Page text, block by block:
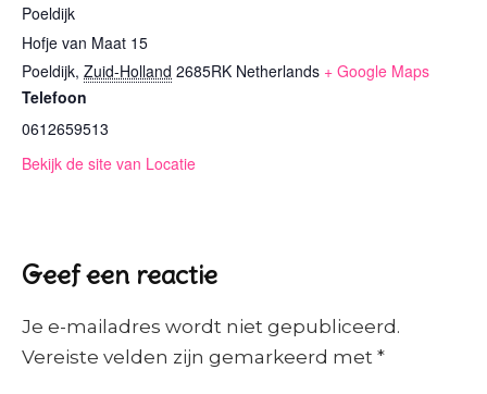
Poeldijk
Hofje van Maat 15
Poeldijk, Zuid-Holland 2685RK Netherlands + Google Maps
Telefoon
0612659513
Bekijk de site van Locatie
Geef een reactie
Je e-mailadres wordt niet gepubliceerd.
Vereiste velden zijn gemarkeerd met *